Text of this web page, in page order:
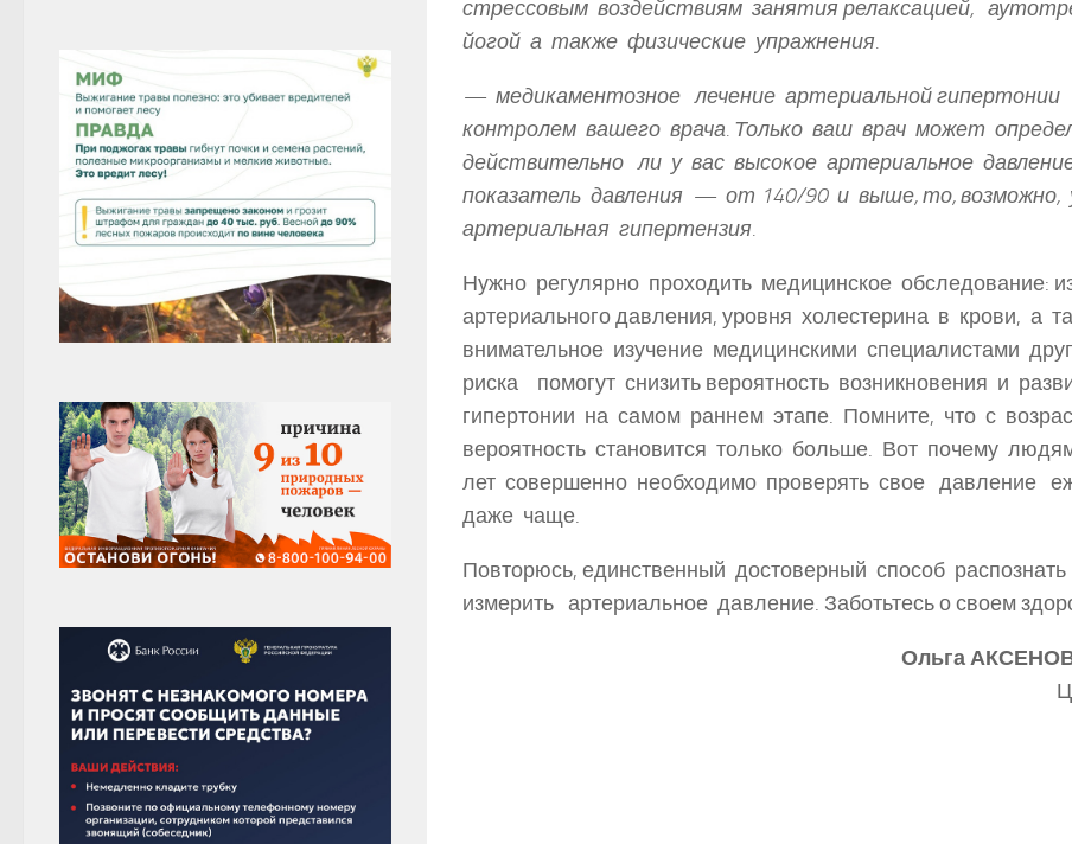
стрессовым воздействиям занятия релаксацией,
йогой а также физические упражнения.
— медикаментозное лечение артериальной гипертонии
контролем вашего врача. Только ваш врач может
действительно ли у вас высокое артериальное
показатель давления — от 140/90 и выше, то, возможно,
артериальная гипертензия.
Нужно регулярно проходить медицинское обследование:
артериального давления, уровня холестерина в крови, а
внимательное изучение медицинскими специалистами
риска помогут снизить вероятность возникновения и
гипертонии на самом раннем этапе. Помните, что с
вероятность становится только больше. Вот почему
лет совершенно необходимо проверять свое давление
даже чаще.
Повторюсь, единственный достоверный способ
измерить артериальное давление. Заботьтесь о своем
Ольга